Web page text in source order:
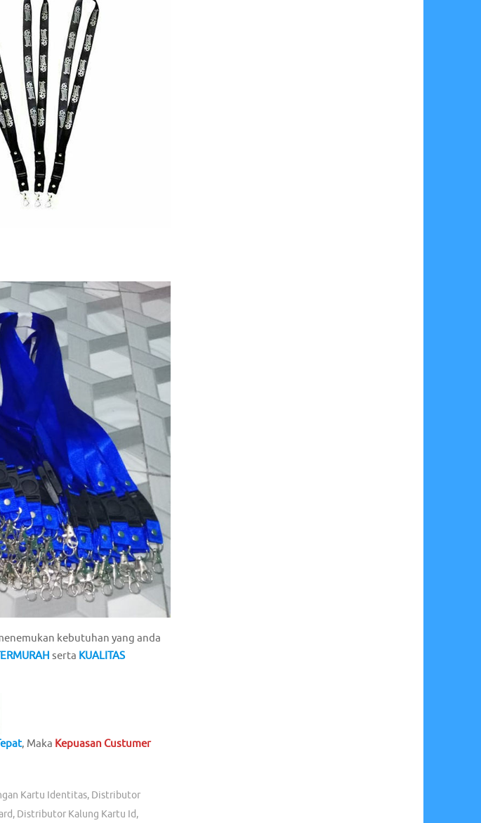
kebutuhan yang anda
serta KUALITAS
, Maka Kepuasan Custumer
Kartu Identitas, Distributor
, Distributor Kalung Kartu Id,